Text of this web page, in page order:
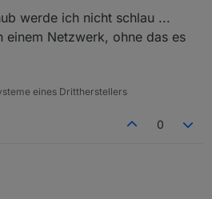
werde ich nicht schlau ...
einem Netzwerk, ohne das es
eines Drittherstellers
0